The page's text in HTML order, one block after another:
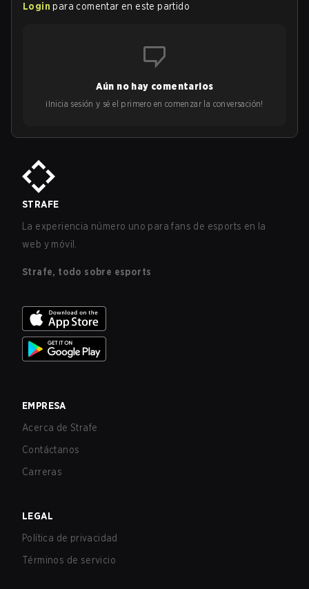
Login para comentar en este partido
Aún no hay comentarios
¡Inicia sesión y sé el primero en comenzar la conversación!
STRAFE
La experiencia número uno para fans de esports en la
web y móvil.
Strafe, todo sobre esports
EMPRESA
Acerca de Strafe
Contáctanos
Carreras
LEGAL
Política de privacidad
Términos de servicio